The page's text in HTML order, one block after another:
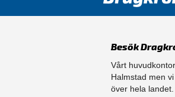
Besök
Vårt
Halmstad men
över hela landet.